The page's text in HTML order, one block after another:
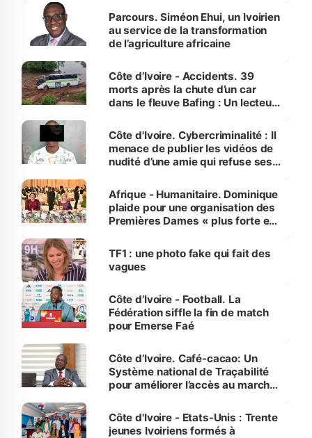
Parcours. Siméon Ehui, un Ivoirien
au service de la transformation
de l’agriculture africaine
Côte d’Ivoire - Accidents. 39
morts après la chute d’un car
dans le fleuve Bafing : Un lecteur
des Transports
Côte d'Ivoire. Cybercriminalité : Il
menace de publier les vidéos de
nudité d’une amie qui refuse ses
Afrique - Humanitaire. Dominique
plaide pour une organisation des
Premières Dames « plus forte et
sur la scène internationale »
TF1 : une photo fake qui fait des
vagues
Côte d’Ivoire - Football. La
Fédération siffle la fin de match
pour Emerse Faé
Côte d’Ivoire. Café-cacao: Un
Système national de Traçabilité
pour améliorer l’accès au marché
Côte d'Ivoire - Etats-Unis : Trente
jeunes Ivoiriens formés à